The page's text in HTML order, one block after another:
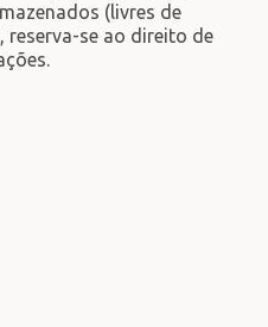
(livres de
reserva-se ao direito de